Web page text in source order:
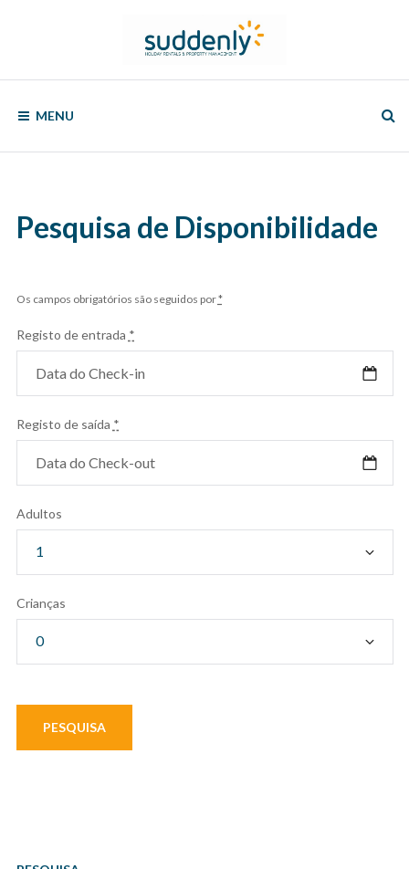
and
Management
MENU
Pesquisa de Disponibilidade
Os campos obrigatórios são seguidos por*
Registo de entrada *
Registo de saída *
Adultos
Crianças